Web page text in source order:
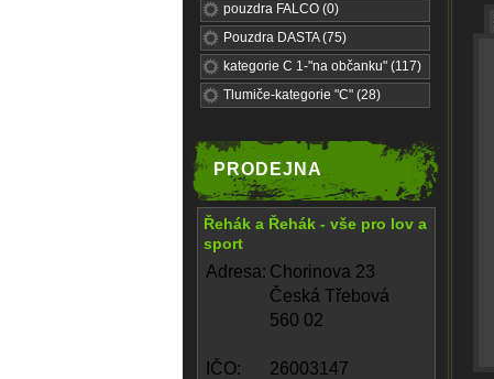
pouzdra FALCO (0)
Pouzdra DASTA (75)
kategorie C 1-"na občanku" (117)
Tlumiče-kategorie "C" (28)
PRODEJNA
Řehák a Řehák - vše pro lov a
sport
Adresa: Chorinova 23
Česká Třebová
560 02
IČO:
26003147